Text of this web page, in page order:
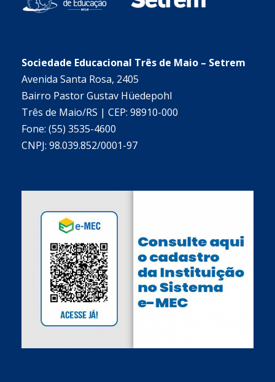
Sociedade Educacional Três de Maio – Setrem
Avenida Santa Rosa, 2405
Bairro Pastor Gustav Hüedepohl
Três de Maio/RS | CEP: 98910-000
Fone: (55) 3535-4600
CNPJ: 98.039.852/0001-97